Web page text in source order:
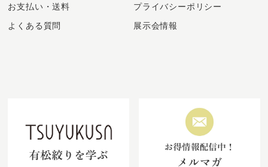
お支払い・送料
よくある質問
プライバシーポリシー
展示会情報